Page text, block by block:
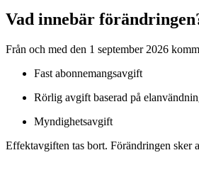
Vad innebär
Från och med den 1 september 2026
Fast abonnemangsavgift
Rörlig avgift baserad på
Myndighetsavgift
Effektavgiften tas bort. Förändringen sker